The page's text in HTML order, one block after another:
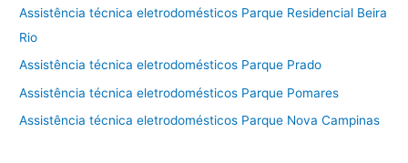
Assistência técnica eletrodomésticos Parque Residencial Beira
Rio
Assistência técnica eletrodomésticos Parque Prado
Assistência técnica eletrodomésticos Parque Pomares
Assistência técnica eletrodomésticos Parque Nova Campinas